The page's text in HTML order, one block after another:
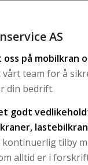
AS
på mobilkran
vårt team for å
din bedrift.
godt
tilby
alltid er i